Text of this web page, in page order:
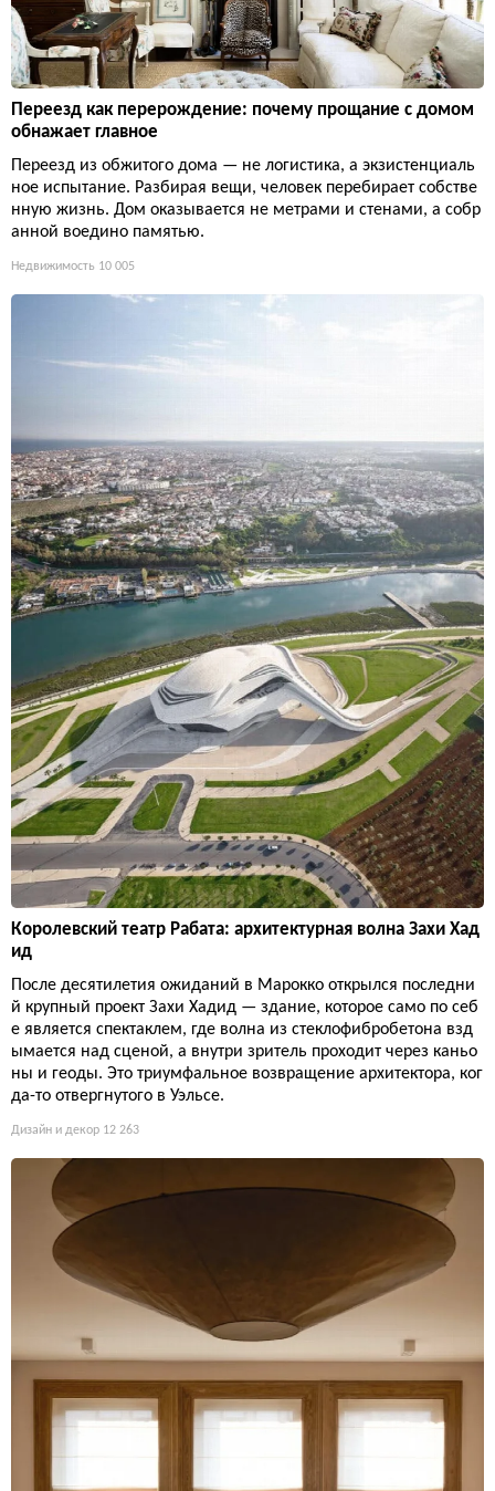
Переезд как перерождение: почему прощание с домом
обнажает главное
Переезд из обжитого дома — не логистика, а экзистенциаль
ное испытание. Разбирая вещи, человек перебирает собстве
нную жизнь. Дом оказывается не метрами и стенами, а собр
анной воедино памятью.
Недвижимость 10 005
Королевский театр Рабата: архитектурная волна Захи Хад
ид
После десятилетия ожиданий в Марокко открылся последни
й крупный проект Захи Хадид — здание, которое само по себ
е является спектаклем, где волна из стеклофибробетона взд
ымается над сценой, а внутри зритель проходит через каньо
ны и геоды. Это триумфальное возвращение архитектора, ког
да-то отвергнутого в Уэльсе.
Дизайн и декор 12 263